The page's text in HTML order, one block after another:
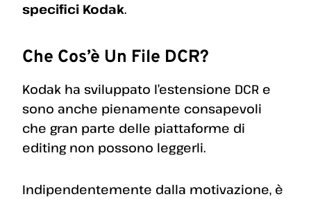
specifici Kodak.
Che Cos’è Un File DCR?
Kodak ha sviluppato l’estensione DCR e
sono anche pienamente consapevoli
che gran parte delle piattaforme di
editing non possono leggerli.
Indipendentemente dalla motivazione, è